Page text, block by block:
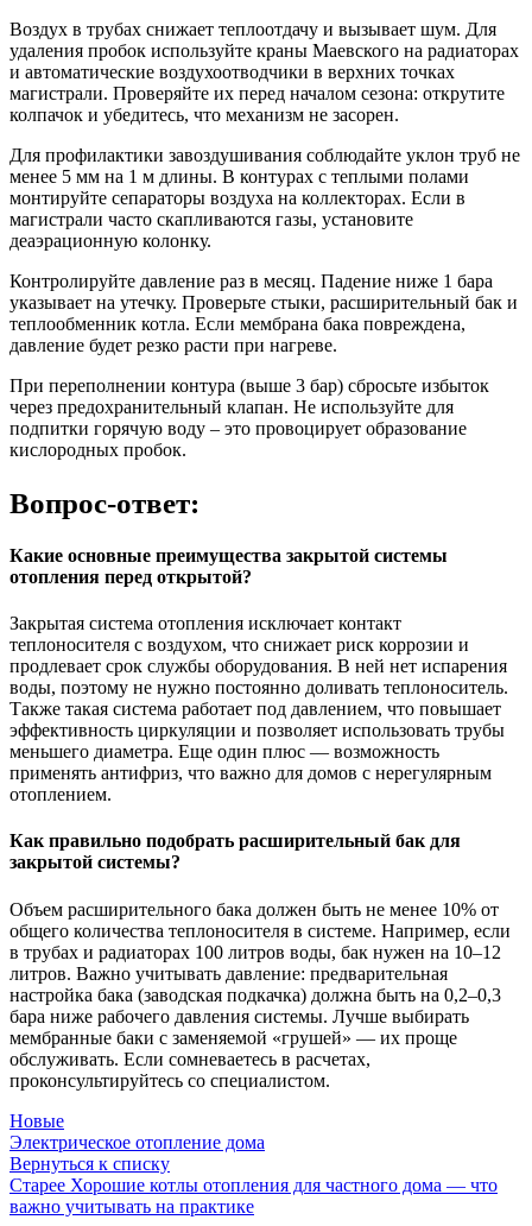
Воздух в трубах снижает теплоотдачу и вызывает шум. Для
удаления пробок используйте краны Маевского на радиаторах
и автоматические воздухоотводчики в верхних точках
магистрали. Проверяйте их перед началом сезона: открутите
колпачок и убедитесь, что механизм не засорен.
Для профилактики завоздушивания соблюдайте уклон труб не
менее 5 мм на 1 м длины. В контурах с теплыми полами
монтируйте сепараторы воздуха на коллекторах. Если в
магистрали часто скапливаются газы, установите
деаэрационную колонку.
Контролируйте давление раз в месяц. Падение ниже 1 бара
указывает на утечку. Проверьте стыки, расширительный бак и
теплообменник котла. Если мембрана бака повреждена,
давление будет резко расти при нагреве.
При переполнении контура (выше 3 бар) сбросьте избыток
через предохранительный клапан. Не используйте для
подпитки горячую воду – это провоцирует образование
кислородных пробок.
Вопрос-ответ:
Какие основные преимущества закрытой системы
отопления перед открытой?
Закрытая система отопления исключает контакт
теплоносителя с воздухом, что снижает риск коррозии и
продлевает срок службы оборудования. В ней нет испарения
воды, поэтому не нужно постоянно доливать теплоноситель.
Также такая система работает под давлением, что повышает
эффективность циркуляции и позволяет использовать трубы
меньшего диаметра. Еще один плюс — возможность
применять антифриз, что важно для домов с нерегулярным
отоплением.
Как правильно подобрать расширительный бак для
закрытой системы?
Объем расширительного бака должен быть не менее 10% от
общего количества теплоносителя в системе. Например, если
в трубах и радиаторах 100 литров воды, бак нужен на 10–12
литров. Важно учитывать давление: предварительная
настройка бака (заводская подкачка) должна быть на 0,2–0,3
бара ниже рабочего давления системы. Лучше выбирать
мембранные баки с заменяемой «грушей» — их проще
обслуживать. Если сомневаетесь в расчетах,
проконсультируйтесь со специалистом.
Новые
Электрическое отопление дома
Вернуться к списку
Старее Хорошие котлы отопления для частного дома — что
важно учитывать на практике